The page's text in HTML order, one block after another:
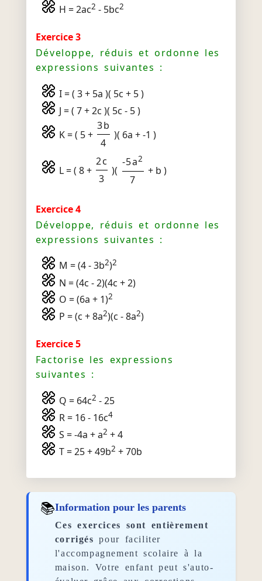
H = 2ac2 - 5bc2
Exercice 3
Développe, réduis et ordonne les
expressions suivantes :
I = ( 3 + 5a )( 5c + 5 )
J = ( 7 + 2c )( 5c - 5 )
K = ( 5 +
3b
4
)( 6a + -1 )
L = ( 8 +
2c
3
)(
-5a2
7
+ b )
Exercice 4
Développe, réduis et ordonne les
expressions suivantes :
M = (4 - 3b2)2
N = (4c - 2)(4c + 2)
O = (6a + 1)2
P = (c + 8a2)(c - 8a2)
Exercice 5
Factorise les expressions
suivantes :
Q = 64c2 - 25
R = 16 - 16c4
S = -4a + a2 + 4
T = 25 + 49b2 + 70b
📚Information pour les parents
Ces exercices sont entièrement
corrigés pour faciliter
l'accompagnement scolaire à la
maison. Votre enfant peut s'auto-